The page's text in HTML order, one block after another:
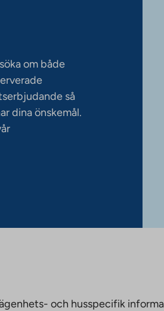
om både
så
dina önskemål.
och husspecifik